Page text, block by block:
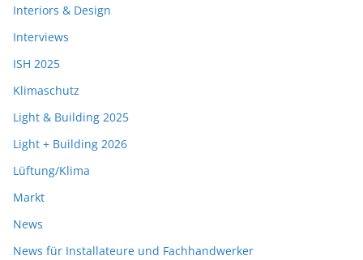
Interiors & Design
Interviews
ISH 2025
Klimaschutz
Light & Building 2025
Light + Building 2026
Lüftung/Klima
Markt
News
News für Installateure und Fachhandwerker